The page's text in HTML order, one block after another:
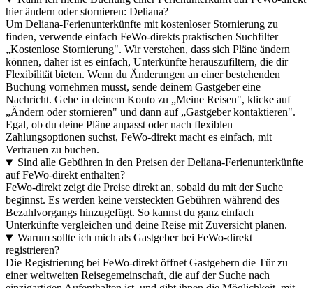
hier ändern oder stornieren: Deliana?
Um Deliana-Ferienunterkünfte mit kostenloser Stornierung zu
finden, verwende einfach FeWo-direkts praktischen Suchfilter
„Kostenlose Stornierung". Wir verstehen, dass sich Pläne ändern
können, daher ist es einfach, Unterkünfte herauszufiltern, die dir
Flexibilität bieten. Wenn du Änderungen an einer bestehenden
Buchung vornehmen musst, sende deinem Gastgeber eine
Nachricht. Gehe in deinem Konto zu „Meine Reisen", klicke auf
„Ändern oder stornieren" und dann auf „Gastgeber kontaktieren".
Egal, ob du deine Pläne anpasst oder nach flexiblen
Zahlungsoptionen suchst, FeWo-direkt macht es einfach, mit
Vertrauen zu buchen.
Sind alle Gebühren in den Preisen der Deliana-Ferienunterkünfte
auf FeWo-direkt enthalten?
FeWo-direkt zeigt die Preise direkt an, sobald du mit der Suche
beginnst. Es werden keine versteckten Gebühren während des
Bezahlvorgangs hinzugefügt. So kannst du ganz einfach
Unterkünfte vergleichen und deine Reise mit Zuversicht planen.
Warum sollte ich mich als Gastgeber bei FeWo-direkt
registrieren?
Die Registrierung bei FeWo-direkt öffnet Gastgebern die Tür zu
einer weltweiten Reisegemeinschaft, die auf der Suche nach